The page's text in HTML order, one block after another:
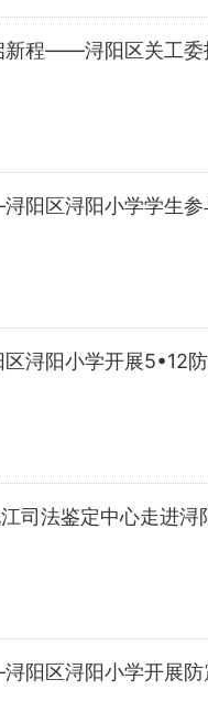
新程——浔阳区关工委
阳区浔阳小学学生参
浔阳小学开展5•12
司法鉴定中心走进浔
阳区浔阳小学开展防